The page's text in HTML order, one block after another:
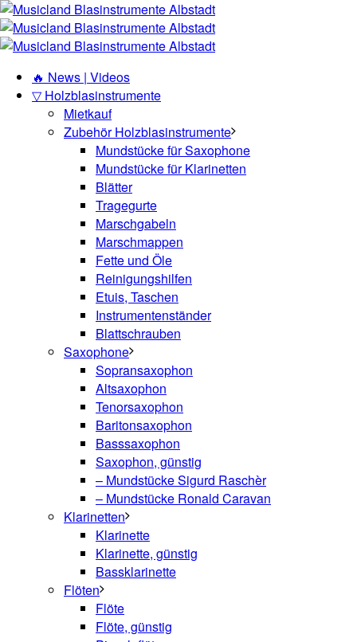
🔥 News | Videos
▽ Holzblasinstrumente
Mietkauf
Zubehör Holzblasinstrumente
Mundstücke für Saxophone
Mundstücke für Klarinetten
Blätter
Tragegurte
Marschgabeln
Marschmappen
Fette und Öle
Reinigungshilfen
Etuis, Taschen
Instrumentenständer
Blattschrauben
Saxophone
Sopransaxophon
Altsaxophon
Tenorsaxophon
Baritonsaxophon
Basssaxophon
Saxophon, günstig
– Mundstücke Sigurd Raschèr
– Mundstücke Ronald Caravan
Klarinetten
Klarinette
Klarinette, günstig
Bassklarinette
Flöten
Flöte
Flöte, günstig